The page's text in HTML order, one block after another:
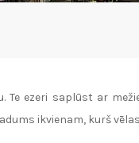
ezeri saplūst ar
ikvienam, kurš